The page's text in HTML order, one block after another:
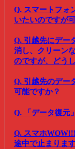
Q. スマートフォ
いたいのですが
Q. 引越先にデー
消し、クリーン
のですが、どう
Q. 引越先のデー
可能ですか？
Q. 「データ復元
Q. スマホ
途中で止まります